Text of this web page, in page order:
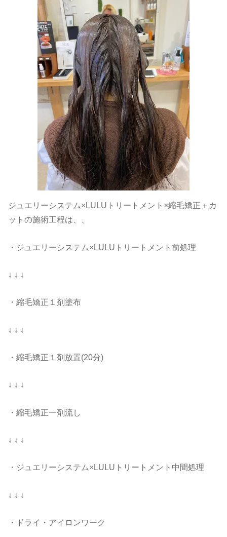
ジュエリーシステム×LULUトリートメント×縮毛矯正＋カ
ットの施術工程は、、
・ジュエリーシステム×LULUトリートメント前処理
↓ ↓ ↓
・縮毛矯正１剤塗布
↓ ↓ ↓
・縮毛矯正１剤放置(20分)
↓ ↓ ↓
・縮毛矯正一剤流し
↓ ↓ ↓
・ジュエリーシステム×LULUトリートメント中間処理
↓ ↓ ↓
・ドライ・アイロンワーク